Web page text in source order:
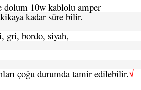
dolum 10w kablolu amper
kadar süre bilir.
gri, bordo, siyah,
çoğu durumda tamir edilebilir.√